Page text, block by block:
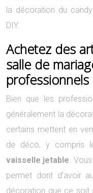
la décoration du
DIY.
Achetez des
salle de
Bien que les
généralement la
certains mettent en
de déco, y compris
vaisselle jetable.
permet dont d’avoir
décoration que ce soit